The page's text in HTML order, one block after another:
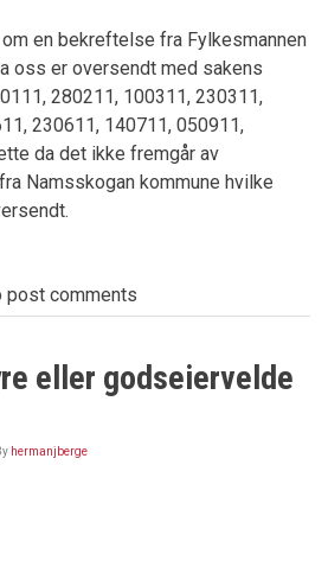
en bekreftelse fra Fylkesmannen
oss er oversendt med sakens
280211, 100311, 230311,
230611, 140711, 050911,
da det ikke fremgår av
Namsskogan kommune hvilke
post comments
eller godseiervelde
hermanjberge